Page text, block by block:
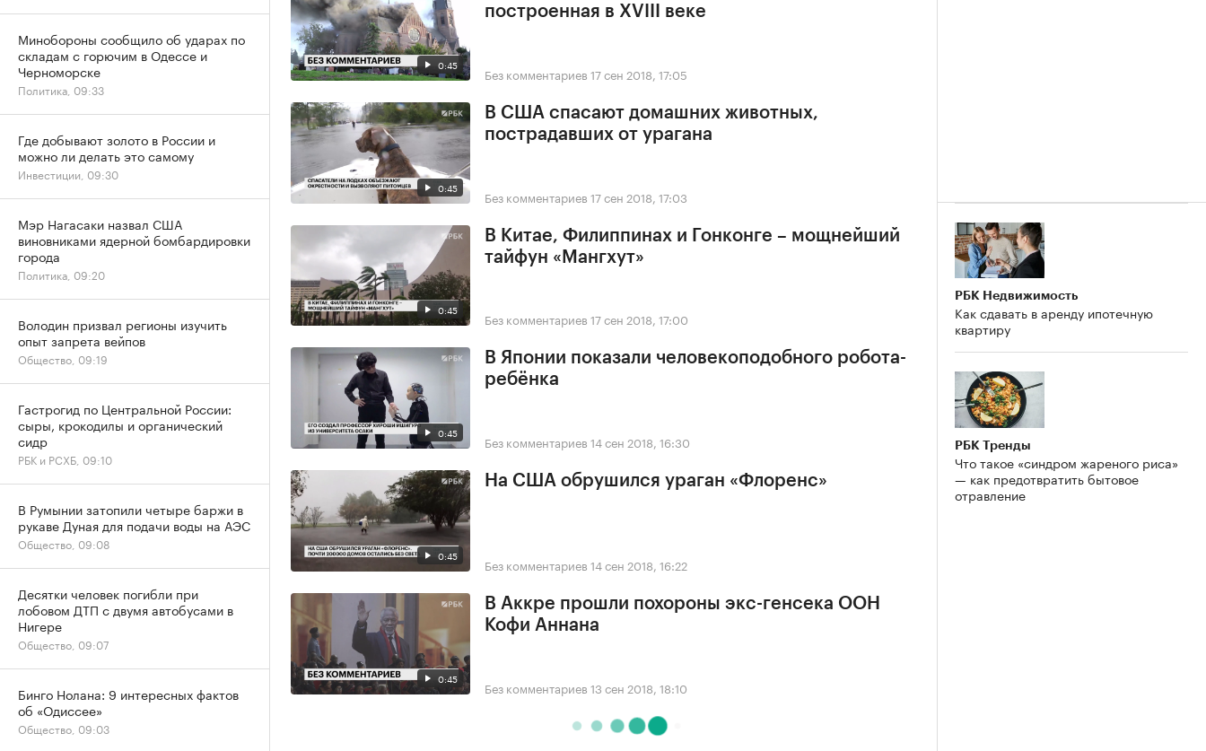
0:45
построенная в XVIII веке
Без комментариев 17 сен 2018, 17:05
0:45
В США спасают домашних животных,
пострадавших от урагана
Без комментариев 17 сен 2018, 17:03
0:45
В Китае, Филиппинах и Гонконге – мощнейший
тайфун «Мангхут»
Без комментариев 17 сен 2018, 17:00
0:45
В Японии показали человекоподобного робота-
ребёнка
Без комментариев 14 сен 2018, 16:30
0:45
На США обрушился ураган «Флоренс»
Без комментариев 14 сен 2018, 16:22
0:45
В Аккре прошли похороны экс-генсека ООН
Кофи Аннана
Без комментариев 13 сен 2018, 18:10
РБК Недвижимость
Как сдавать в аренду ипотечную
квартиру
РБК Тренды
Что такое «синдром жареного риса»
— как предотвратить бытовое
отравление
Минобороны сообщило об ударах по
складам с горючим в Одессе и
Черноморске
Политика, 09:33
Где добывают золото в России и
можно ли делать это самому
Инвестиции, 09:30
Мэр Нагасаки назвал США
виновниками ядерной бомбардировки
города
Политика, 09:20
Володин призвал регионы изучить
опыт запрета вейпов
Общество, 09:19
Гастрогид по Центральной России:
сыры, крокодилы и органический
сидр
РБК и РСХБ, 09:10
В Румынии затопили четыре баржи в
рукаве Дуная для подачи воды на АЭС
Общество, 09:08
Десятки человек погибли при
лобовом ДТП с двумя автобусами в
Нигере
Общество, 09:07
Бинго Нолана: 9 интересных фактов
об «Одиссее»
Общество, 09:03